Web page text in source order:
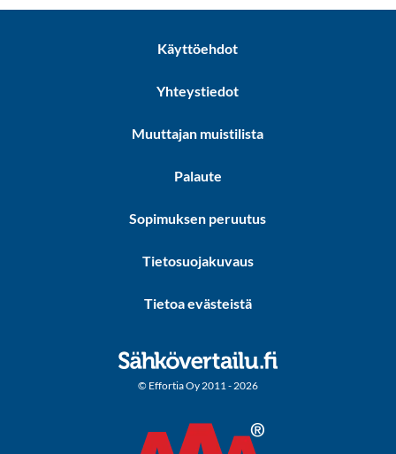
Käyttöehdot
Yhteystiedot
Muuttajan muistilista
Palaute
Sopimuksen peruutus
Tietosuojakuvaus
Tietoa evästeistä
© Effortia Oy 2011 - 2026